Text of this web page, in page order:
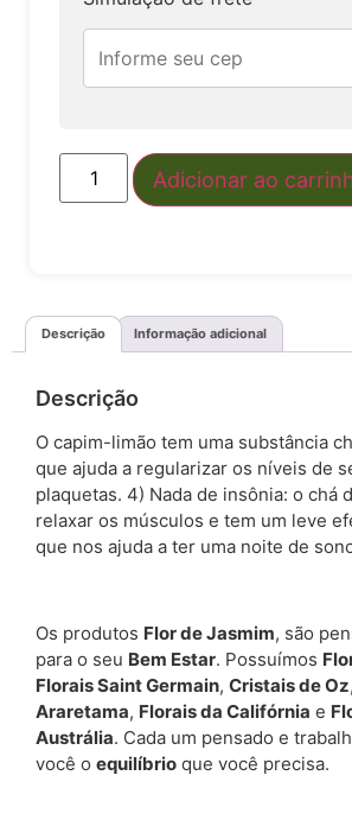
Adicionar ao
Descrição Informação adicional
Descrição
O capim-limão tem uma substância
que ajuda a regularizar os níveis de
plaquetas. 4) Nada de insônia: o chá
relaxar os músculos e tem um leve
que nos ajuda a ter uma noite de
Os produtos Flor de Jasmim, são
para o seu Bem Estar. Possuímos
Florais Saint Germain, Cristais de Oz,
Araretama, Florais da Califórnia e
Austrália. Cada um pensado e
você o equilíbrio que você precisa.